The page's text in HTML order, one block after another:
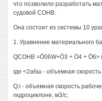
что позволило разработать
судовой СОНВ.
Она состоит из системы 10
1. Уравнение материального
QCOHB =Ö06W+Ö3 + Ö4 + Ö6>
где <2абш - объемная
Q:i - объемная скорость
гидроциклоне, м3/с;